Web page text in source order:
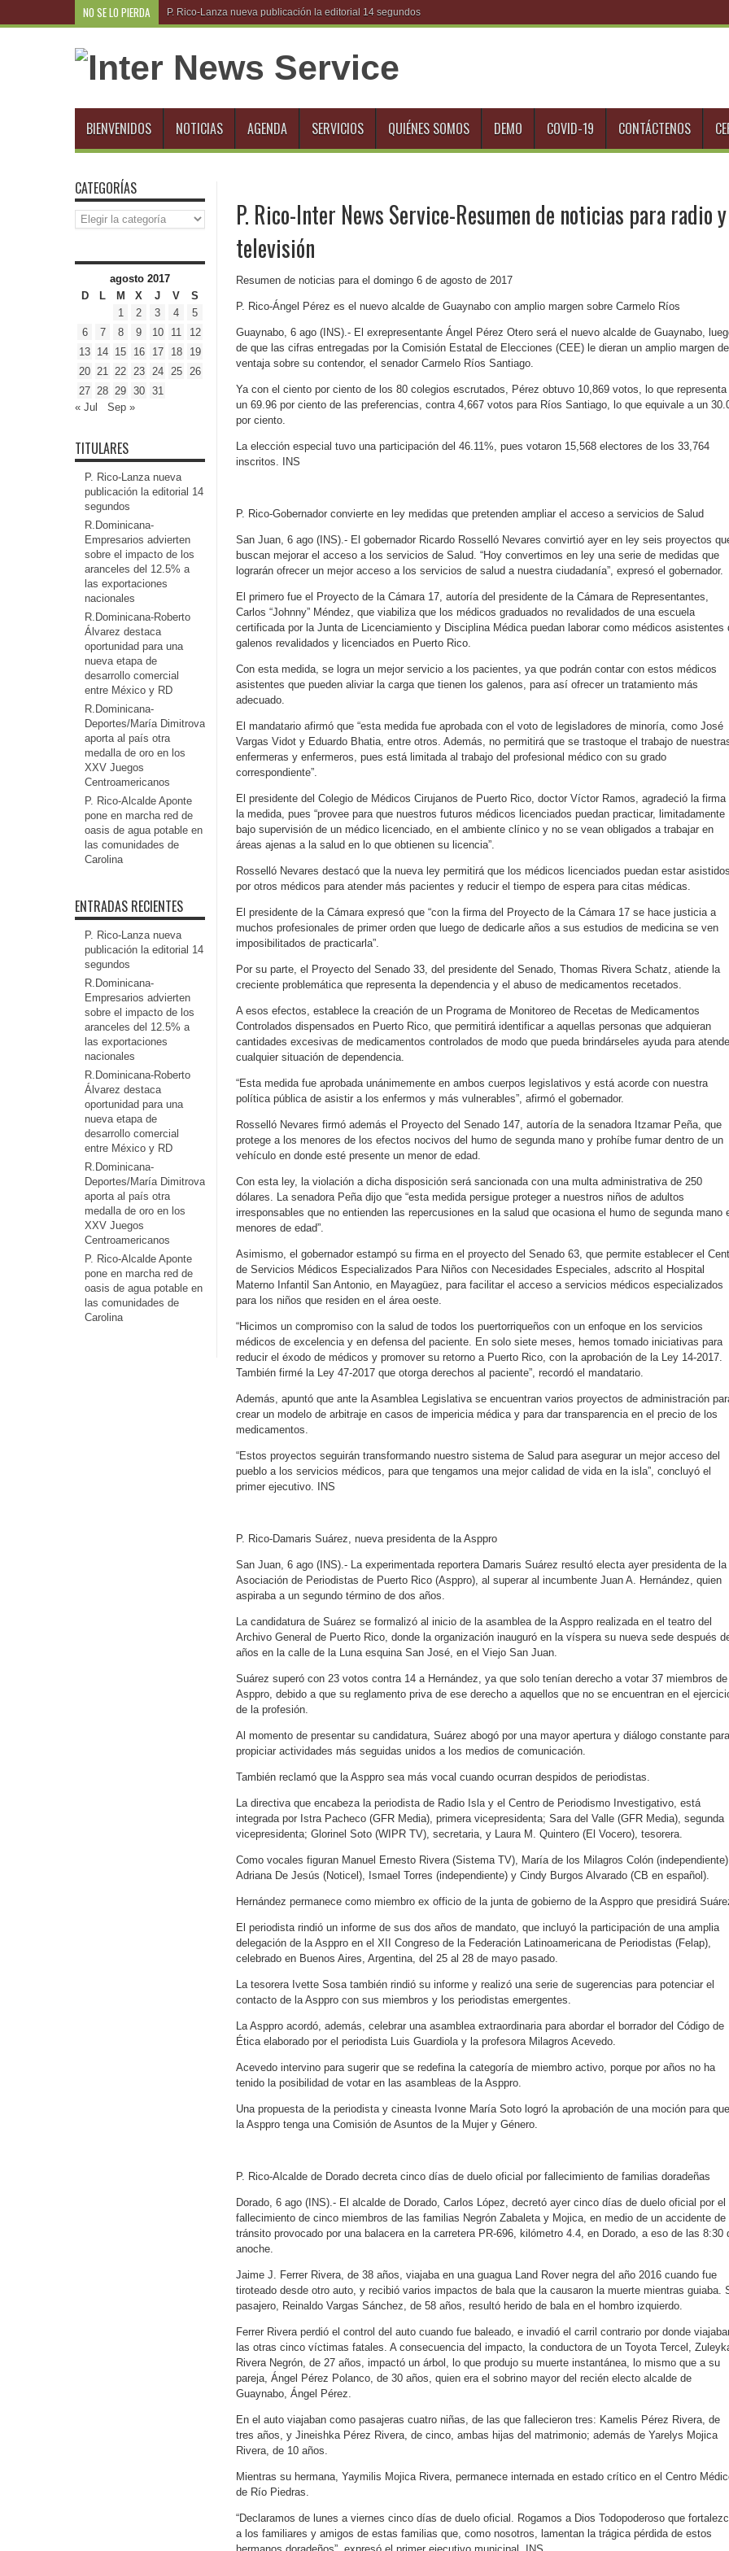
NO SE LO PIERDA P. Rico-Lanza nueva publicación la editorial 14 segundos
BIENVENIDOS NOTICIAS AGENDA SERVICIOS QUIÉNES SOMOS DEMO COVID-19 CONTÁCTENOS
P. Rico-Inter News Service-Resumen de noticias para radio y
televisión
Resumen de noticias para el domingo 6 de agosto de 2017
P. Rico-Ángel Pérez es el nuevo alcalde de Guaynabo con amplio margen sobre Carmelo Ríos
Guaynabo, 6 ago (INS).- El exrepresentante Ángel Pérez Otero será el nuevo alcalde de Guaynabo,
de que las cifras entregadas por la Comisión Estatal de Elecciones (CEE) le dieran un amplio margen de
ventaja sobre su contendor, el senador Carmelo Ríos Santiago.
Ya con el ciento por ciento de los 80 colegios escrutados, Pérez obtuvo 10,869 votos, lo que representa
un 69.96 por ciento de las preferencias, contra 4,667 votos para Ríos Santiago, lo que equivale a un
por ciento.
La elección especial tuvo una participación del 46.11%, pues votaron 15,568 electores de los 33,764
inscritos. INS
P. Rico-Gobernador convierte en ley medidas que pretenden ampliar el acceso a servicios de Salud
San Juan, 6 ago (INS).- El gobernador Ricardo Rosselló Nevares convirtió ayer en ley seis proyectos
buscan mejorar el acceso a los servicios de Salud. “Hoy convertimos en ley una serie de medidas que
lograrán ofrecer un mejor acceso a los servicios de salud a nuestra ciudadanía”, expresó el gobernador.
El primero fue el Proyecto de la Cámara 17, autoría del presidente de la Cámara de Representantes,
Carlos “Johnny” Méndez, que viabiliza que los médicos graduados no revalidados de una escuela
certificada por la Junta de Licenciamiento y Disciplina Médica puedan laborar como médicos asistentes
galenos revalidados y licenciados en Puerto Rico.
Con esta medida, se logra un mejor servicio a los pacientes, ya que podrán contar con estos médicos
asistentes que pueden aliviar la carga que tienen los galenos, para así ofrecer un tratamiento más
adecuado.
El mandatario afirmó que “esta medida fue aprobada con el voto de legisladores de minoría, como José
Vargas Vidot y Eduardo Bhatia, entre otros. Además, no permitirá que se trastoque el trabajo de
enfermeras y enfermeros, pues está limitada al trabajo del profesional médico con su grado
correspondiente”.
El presidente del Colegio de Médicos Cirujanos de Puerto Rico, doctor Víctor Ramos, agradeció la firma
la medida, pues “provee para que nuestros futuros médicos licenciados puedan practicar, limitadamente
bajo supervisión de un médico licenciado, en el ambiente clínico y no se vean obligados a trabajar en
áreas ajenas a la salud en lo que obtienen su licencia”.
Rosselló Nevares destacó que la nueva ley permitirá que los médicos licenciados puedan estar asistidos
por otros médicos para atender más pacientes y reducir el tiempo de espera para citas médicas.
El presidente de la Cámara expresó que “con la firma del Proyecto de la Cámara 17 se hace justicia a
muchos profesionales de primer orden que luego de dedicarle años a sus estudios de medicina se ven
imposibilitados de practicarla”.
Por su parte, el Proyecto del Senado 33, del presidente del Senado, Thomas Rivera Schatz, atiende la
creciente problemática que representa la dependencia y el abuso de medicamentos recetados.
A esos efectos, establece la creación de un Programa de Monitoreo de Recetas de Medicamentos
Controlados dispensados en Puerto Rico, que permitirá identificar a aquellas personas que adquieran
cantidades excesivas de medicamentos controlados de modo que pueda brindárseles ayuda para
cualquier situación de dependencia.
“Esta medida fue aprobada unánimemente en ambos cuerpos legislativos y está acorde con nuestra
política pública de asistir a los enfermos y más vulnerables”, afirmó el gobernador.
Rosselló Nevares firmó además el Proyecto del Senado 147, autoría de la senadora Itzamar Peña, que
protege a los menores de los efectos nocivos del humo de segunda mano y prohíbe fumar dentro de un
vehículo en donde esté presente un menor de edad.
Con esta ley, la violación a dicha disposición será sancionada con una multa administrativa de 250
dólares. La senadora Peña dijo que “esta medida persigue proteger a nuestros niños de adultos
irresponsables que no entienden las repercusiones en la salud que ocasiona el humo de segunda mano
menores de edad”.
Asimismo, el gobernador estampó su firma en el proyecto del Senado 63, que permite establecer el
de Servicios Médicos Especializados Para Niños con Necesidades Especiales, adscrito al Hospital
Materno Infantil San Antonio, en Mayagüez, para facilitar el acceso a servicios médicos especializados
para los niños que residen en el área oeste.
“Hicimos un compromiso con la salud de todos los puertorriqueños con un enfoque en los servicios
médicos de excelencia y en defensa del paciente. En solo siete meses, hemos tomado iniciativas para
reducir el éxodo de médicos y promover su retorno a Puerto Rico, con la aprobación de la Ley 14-2017.
También firmé la Ley 47-2017 que otorga derechos al paciente”, recordó el mandatario.
Además, apuntó que ante la Asamblea Legislativa se encuentran varios proyectos de administración
crear un modelo de arbitraje en casos de impericia médica y para dar transparencia en el precio de los
medicamentos.
“Estos proyectos seguirán transformando nuestro sistema de Salud para asegurar un mejor acceso del
pueblo a los servicios médicos, para que tengamos una mejor calidad de vida en la isla”, concluyó el
primer ejecutivo. INS
P. Rico-Damaris Suárez, nueva presidenta de la Asppro
San Juan, 6 ago (INS).- La experimentada reportera Damaris Suárez resultó electa ayer presidenta de la
Asociación de Periodistas de Puerto Rico (Asppro), al superar al incumbente Juan A. Hernández, quien
aspiraba a un segundo término de dos años.
La candidatura de Suárez se formalizó al inicio de la asamblea de la Asppro realizada en el teatro del
Archivo General de Puerto Rico, donde la organización inauguró en la víspera su nueva sede después
años en la calle de la Luna esquina San José, en el Viejo San Juan.
Suárez superó con 23 votos contra 14 a Hernández, ya que solo tenían derecho a votar 37 miembros
Asppro, debido a que su reglamento priva de ese derecho a aquellos que no se encuentran en el
de la profesión.
Al momento de presentar su candidatura, Suárez abogó por una mayor apertura y diálogo constante para
propiciar actividades más seguidas unidos a los medios de comunicación.
También reclamó que la Asppro sea más vocal cuando ocurran despidos de periodistas.
La directiva que encabeza la periodista de Radio Isla y el Centro de Periodismo Investigativo, está
integrada por Istra Pacheco (GFR Media), primera vicepresidenta; Sara del Valle (GFR Media), segunda
vicepresidenta; Glorinel Soto (WIPR TV), secretaria, y Laura M. Quintero (El Vocero), tesorera.
Como vocales figuran Manuel Ernesto Rivera (Sistema TV), María de los Milagros Colón
Adriana De Jesús (Noticel), Ismael Torres (independiente) y Cindy Burgos Alvarado (CB en español).
Hernández permanece como miembro ex officio de la junta de gobierno de la Asppro que presidirá
El periodista rindió un informe de sus dos años de mandato, que incluyó la participación de una amplia
delegación de la Asppro en el XII Congreso de la Federación Latinoamericana de Periodistas (Felap),
celebrado en Buenos Aires, Argentina, del 25 al 28 de mayo pasado.
La tesorera Ivette Sosa también rindió su informe y realizó una serie de sugerencias para potenciar el
contacto de la Asppro con sus miembros y los periodistas emergentes.
La Asppro acordó, además, celebrar una asamblea extraordinaria para abordar el borrador del Código de
Ética elaborado por el periodista Luis Guardiola y la profesora Milagros Acevedo.
Acevedo intervino para sugerir que se redefina la categoría de miembro activo, porque por años no ha
tenido la posibilidad de votar en las asambleas de la Asppro.
Una propuesta de la periodista y cineasta Ivonne María Soto logró la aprobación de una moción para que
la Asppro tenga una Comisión de Asuntos de la Mujer y Género.
P. Rico-Alcalde de Dorado decreta cinco días de duelo oficial por fallecimiento de familias doradeñas
Dorado, 6 ago (INS).- El alcalde de Dorado, Carlos López, decretó ayer cinco días de duelo oficial por el
fallecimiento de cinco miembros de las familias Negrón Zabaleta y Mojica, en medio de un accidente de
tránsito provocado por una balacera en la carretera PR-696, kilómetro 4.4, en Dorado, a eso de las 8:30
anoche.
Jaime J. Ferrer Rivera, de 38 años, viajaba en una guagua Land Rover negra del año 2016 cuando fue
tiroteado desde otro auto, y recibió varios impactos de bala que la causaron la muerte mientras guiaba.
pasajero, Reinaldo Vargas Sánchez, de 58 años, resultó herido de bala en el hombro izquierdo.
Ferrer Rivera perdió el control del auto cuando fue baleado, e invadió el carril contrario por donde
las otras cinco víctimas fatales. A consecuencia del impacto, la conductora de un Toyota Tercel,
Rivera Negrón, de 27 años, impactó un árbol, lo que produjo su muerte instantánea, lo mismo que a su
pareja, Ángel Pérez Polanco, de 30 años, quien era el sobrino mayor del recién electo alcalde de
Guaynabo, Ángel Pérez.
En el auto viajaban como pasajeras cuatro niñas, de las que fallecieron tres: Kamelis Pérez Rivera, de
tres años, y Jineishka Pérez Rivera, de cinco, ambas hijas del matrimonio; además de Yarelys Mojica
Rivera, de 10 años.
Mientras su hermana, Yaymilis Mojica Rivera, permanece internada en estado crítico en el Centro
de Río Piedras.
“Declaramos de lunes a viernes cinco días de duelo oficial. Rogamos a Dios Todopoderoso que
a los familiares y amigos de estas familias que, como nosotros, lamentan la trágica pérdida de estos
CATEGORÍAS
Categorías
agosto 2017
D
L M X J V
S
1
2 3 4
5
6
7 8 9 10 11
12
13 14 15 16 17 18
19
20 21 22 23 24 25
26
27 28 29 30
31
« Jul
Sep »
TITULARES
P. Rico-Lanza nueva
publicación la editorial 14
segundos
R.Dominicana-
Empresarios advierten
sobre el impacto de los
aranceles del 12.5% a
las exportaciones
nacionales
R.Dominicana-Roberto
Álvarez destaca
oportunidad para una
nueva etapa de
desarrollo comercial
entre México y RD
R.Dominicana-
Deportes/María Dimitrova
aporta al país otra
medalla de oro en los
XXV Juegos
Centroamericanos
P. Rico-Alcalde Aponte
pone en marcha red de
oasis de agua potable en
las comunidades de
Carolina
ENTRADAS RECIENTES
P. Rico-Lanza nueva
publicación la editorial 14
segundos
R.Dominicana-
Empresarios advierten
sobre el impacto de los
aranceles del 12.5% a
las exportaciones
nacionales
R.Dominicana-Roberto
Álvarez destaca
oportunidad para una
nueva etapa de
desarrollo comercial
entre México y RD
R.Dominicana-
Deportes/María Dimitrova
aporta al país otra
medalla de oro en los
XXV Juegos
Centroamericanos
P. Rico-Alcalde Aponte
pone en marcha red de
oasis de agua potable en
las comunidades de
Carolina